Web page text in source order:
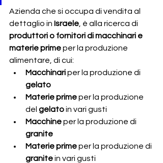
Azienda che si occupa di vendita al
dettaglio in Israele , è alla ricerca di
produttori o fornitori di macchinari e
materie prime per la produzione
alimentare, di cui:
Macchinari per la produzione di
gelato
Materie prime per la produzione
del gelato in vari gusti
Macchine per la produzione di
granite
Materie prime per la produzione di
granite in vari gusti